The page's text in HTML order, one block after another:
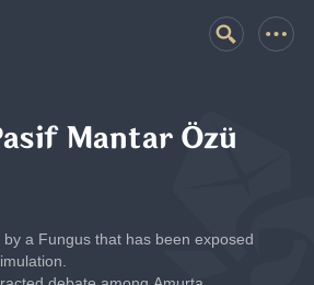
Mantar Özü
a Fungus that has been exposed